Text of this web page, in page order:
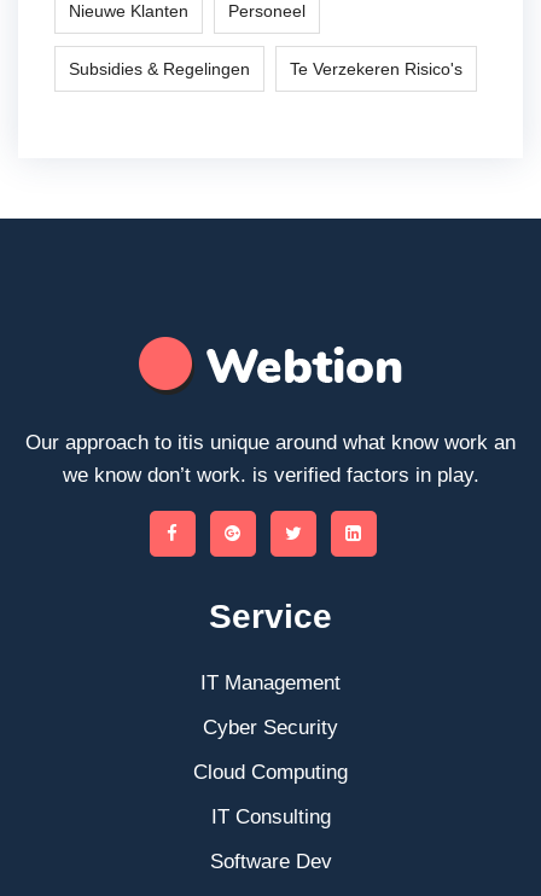
Nieuwe Klanten Personeel
Subsidies & Regelingen Te Verzekeren Risico's
Our approach to itis unique around what know work an
we know don’t work. is verified factors in play.
Service
IT Management
Cyber Security
Cloud Computing
IT Consulting
Software Dev